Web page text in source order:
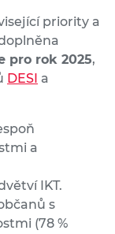
priority a
pro rok 2025,
DESI a
a
IKT.
s
(78 %